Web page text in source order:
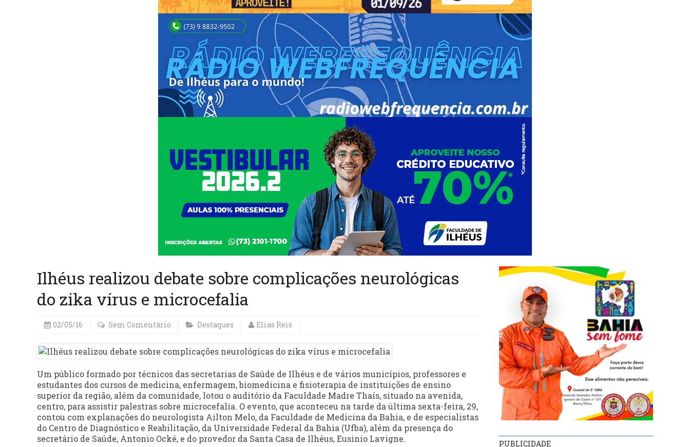
Ilhéus realizou debate sobre complicações neurológicas
do zika vírus e microcefalia
02/05/16 Sem Comentário Destaques Elias Reis
Um público formado por técnicos das secretarias de Saúde de Ilhéus e de vários municípios, professores e
estudantes dos cursos de medicina, enfermagem, biomedicina e fisioterapia de instituições de ensino
superior da região, além da comunidade, lotou o auditório da Faculdade Madre Thaís, situado na avenida,
centro, para assistir palestras sobre microcefalia. O evento, que aconteceu na tarde da última sexta-feira, 29,
contou com explanações do neurologista Ailton Melo, da Faculdade de Medicina da Bahia, e de especialistas
do Centro de Diagnóstico e Reabilitação, da Universidade Federal da Bahia (Ufba), além da presença do
secretário de Saúde, Antonio Ocké, e do provedor da Santa Casa de Ilhéus, Eusinio Lavigne.
PUBLICIDADE